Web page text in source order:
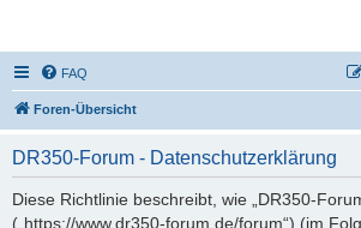
FAQ
Foren-Übersicht
DR350-Forum - Datenschutzerklärung
Diese Richtlinie beschreibt, wie „DR350-
(„https://www.dr350-forum.de/forum“) (im